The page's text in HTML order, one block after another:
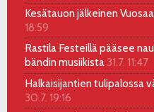
Kesätauon jälkeinen
18:59
Rastila Festeillä pääsee
bändin musiikista 31.7. 11:47
Halkaisijantien tulipalossa
30.7. 19:16